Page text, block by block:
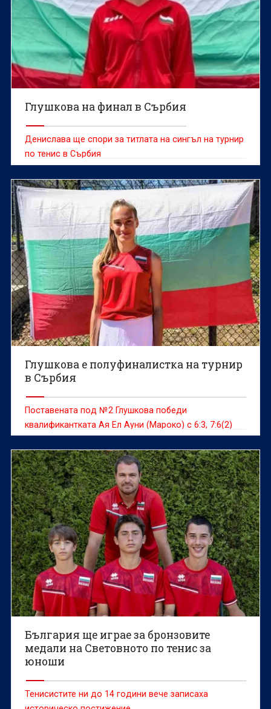
Глушкова на финал в Сърбия
Денислава ще спори за титлата на сингъл на турнир
по тенис в Сърбия
Глушкова е полуфиналистка на турнир
в Сърбия
Поставената под №2 Глушкова победи
квалификантката Ая Ел Ауни (Мароко) с 6:3, 7:6(2)
България ще играе за бронзовите
медали на Световното по тенис за
юноши
Тенисистите ни до 14 години вече записаха